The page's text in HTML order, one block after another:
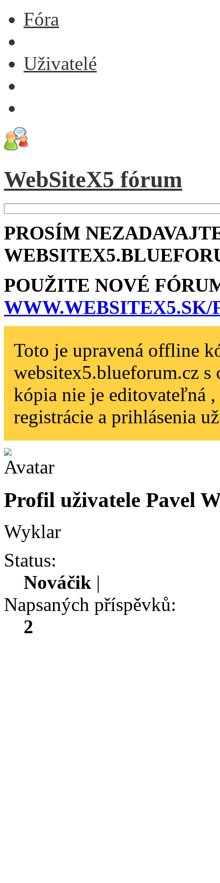
Fóra
Uživatelé
WebSiteX5 fórum
PROSÍM
POUŽITE NOVÉ
WWW.WEBSITEX5­.SK/
Toto je upravená offline
websitex5.blueforum.cz
kópia nie je editovateľná
registrácie a prihlásenia
Profil uživatele Pavel
Wyklar
Status:
Nováčik |
Napsaných příspěvků:
2